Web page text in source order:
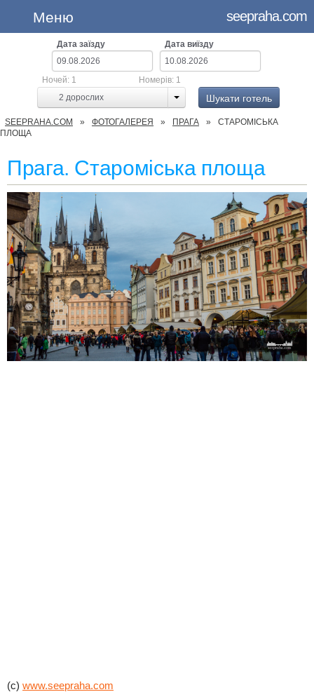
Меню seepraha.com
Дата заїзду Дата виїзду
2 дорослих
Ночей: 1 Номерів: 1
Шукати готель
SEEPRAHA.COM ФОТОГАЛЕРЕЯ ПРАГА
СТАРОМІСЬКА
ПЛОЩА
Прага. Староміська площа
(c) www.seepraha.com